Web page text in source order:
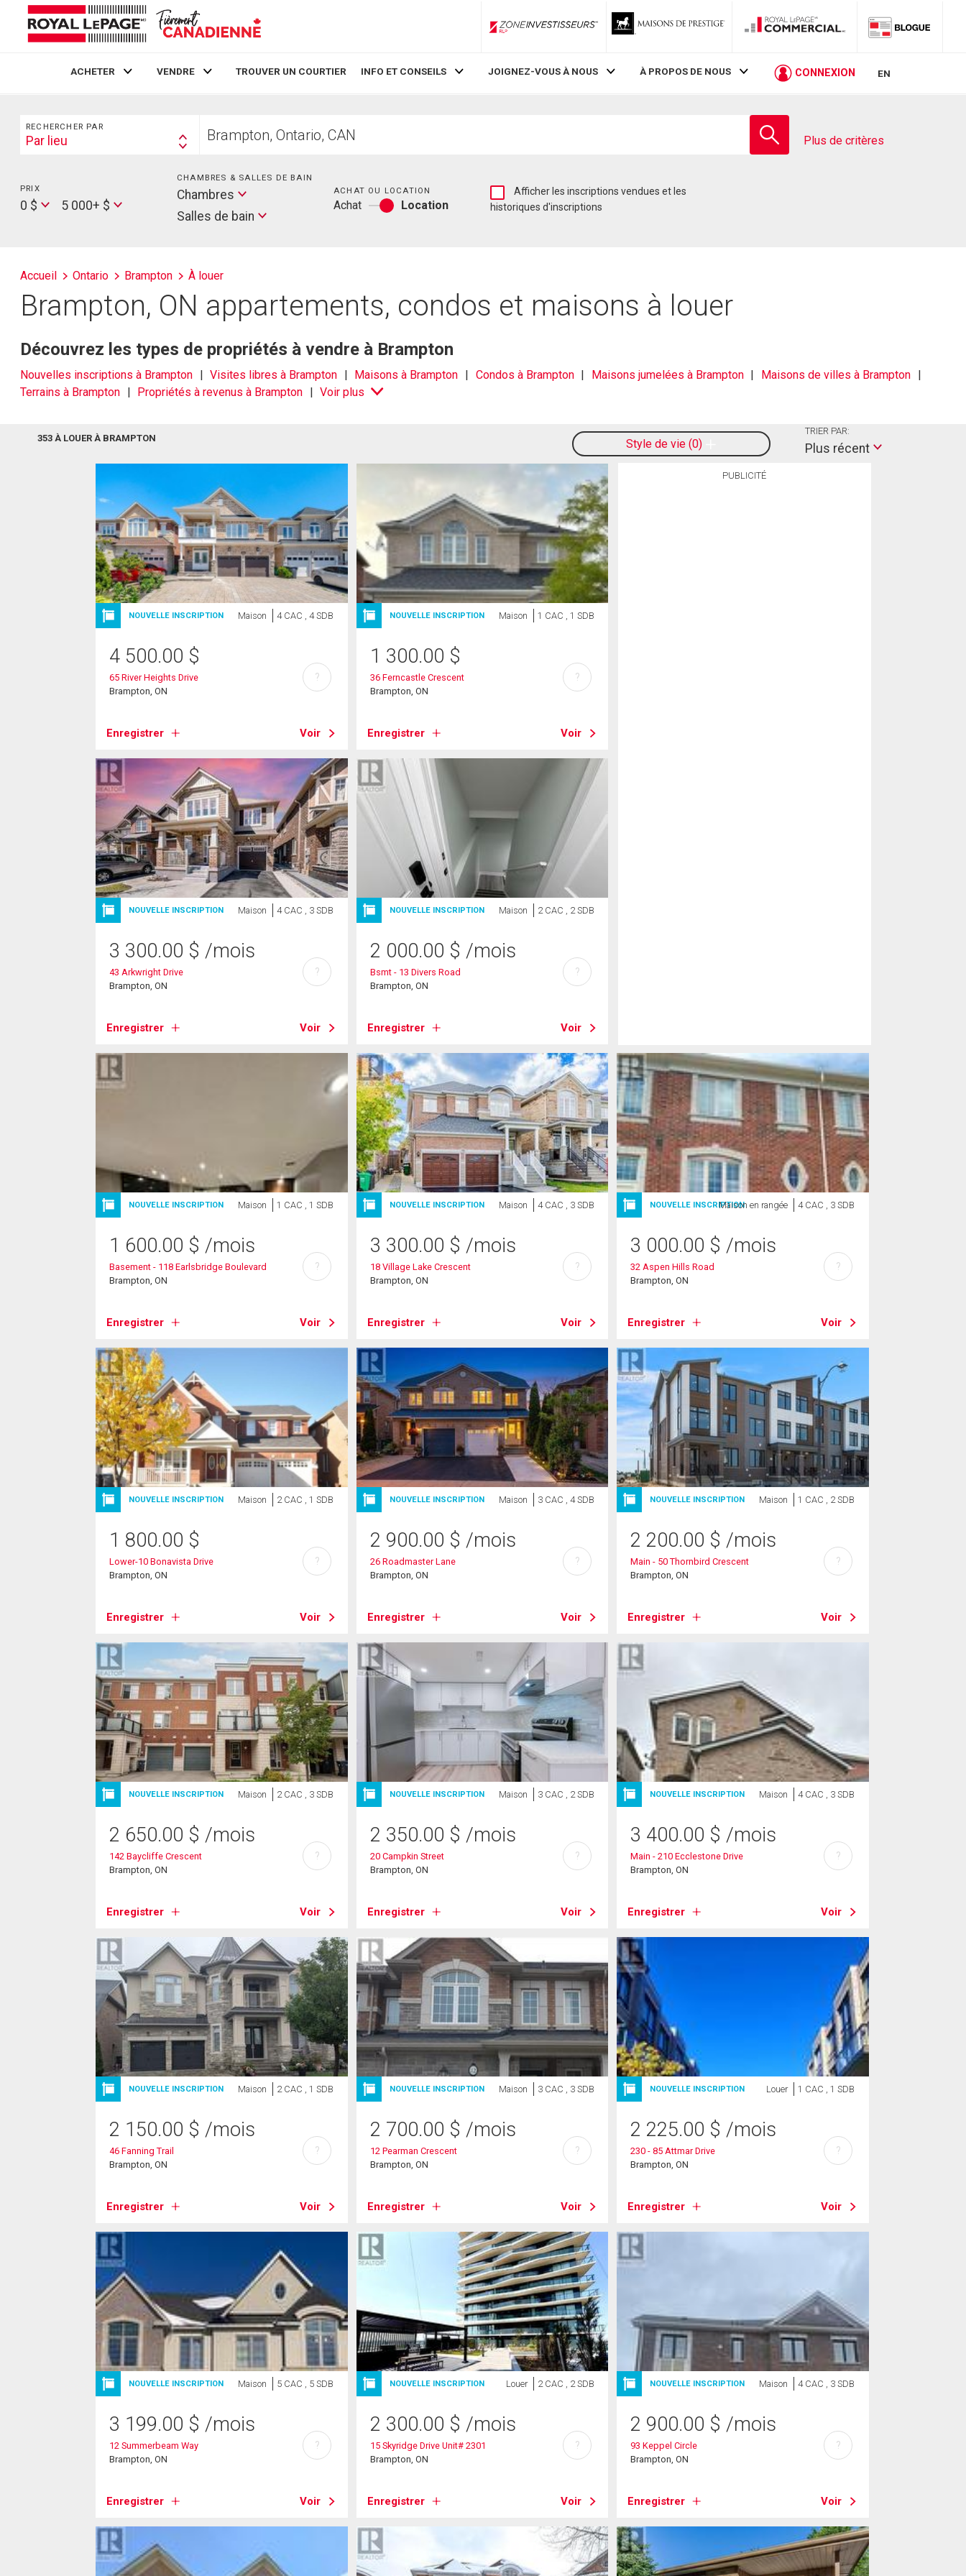
ZoneInvestisseurs RLP
ACHETER VENDRE TROUVER UN COURTIER INFO ET CONSEILS JOIGNEZ-VOUS À NOUS À PROPOS DE NOUS CONNEXION EN
Rechercher
RECHERCHER PAR
Search
Par lieu
votre
Plus de critères
PRIX
Min
Price
0 $
Max
5 000+ $
CHAMBRES & SALLES DE BAIN
Chambres
bain
Salles de bain
ACHAT OU LOCATION
Achat
Achat
Location
Afficher
les
historiques d'inscriptions
Accueil Ontario Brampton À louer
Brampton, ON appartements, condos et maisons à louer
Découvrez les types de propriétés à vendre à Brampton
Nouvelles inscriptions à Brampton Visites libres à Brampton Maisons à Brampton Condos à Brampton Maisons jumelées à Brampton
Maisons de villes à Brampton
Terrains à Brampton
Propriétés à revenus à Brampton Voir plus
353 À LOUER À BRAMPTON Style de vie 0
TRIER PAR:
Plus récent
PUBLICITÉ
NOUVELLE INSCRIPTION Maison 4 CAC , 4 SDB
4 500.00 $
65 River Heights Drive
Brampton, ON
Enregistrer Voir
?
NOUVELLE INSCRIPTION Maison 1 CAC , 1 SDB
1 300.00 $
36 Ferncastle Crescent
Brampton, ON
Enregistrer Voir
?
NOUVELLE INSCRIPTION Maison 4 CAC , 3 SDB
3 300.00 $ /mois
43 Arkwright Drive
Brampton, ON
Enregistrer Voir
?
NOUVELLE INSCRIPTION Maison 2 CAC , 2 SDB
2 000.00 $ /mois
Bsmt - 13 Divers Road
Brampton, ON
Enregistrer Voir
?
NOUVELLE INSCRIPTION Maison 1 CAC , 1 SDB
1 600.00 $ /mois
Basement - 118 Earlsbridge Boulevard
Brampton, ON
Enregistrer Voir
?
NOUVELLE INSCRIPTION Maison 4 CAC , 3 SDB
3 300.00 $ /mois
18 Village Lake Crescent
Brampton, ON
Enregistrer Voir
?
NOUVELLE INSCRIPTIONMaison en rangée 4 CAC , 3 SDB
3 000.00 $ /mois
32 Aspen Hills Road
Brampton, ON
Enregistrer Voir
?
NOUVELLE INSCRIPTION Maison 2 CAC , 1 SDB
1 800.00 $
Lower-10 Bonavista Drive
Brampton, ON
Enregistrer Voir
?
NOUVELLE INSCRIPTION Maison 3 CAC , 4 SDB
2 900.00 $ /mois
26 Roadmaster Lane
Brampton, ON
Enregistrer Voir
?
NOUVELLE INSCRIPTION Maison 1 CAC , 2 SDB
2 200.00 $ /mois
Main - 50 Thornbird Crescent
Brampton, ON
Enregistrer Voir
?
NOUVELLE INSCRIPTION Maison 2 CAC , 3 SDB
2 650.00 $ /mois
142 Baycliffe Crescent
Brampton, ON
Enregistrer Voir
?
NOUVELLE INSCRIPTION Maison 3 CAC , 2 SDB
2 350.00 $ /mois
20 Campkin Street
Brampton, ON
Enregistrer Voir
?
NOUVELLE INSCRIPTION Maison 4 CAC , 3 SDB
3 400.00 $ /mois
Main - 210 Ecclestone Drive
Brampton, ON
Enregistrer Voir
?
NOUVELLE INSCRIPTION Maison 2 CAC , 1 SDB
2 150.00 $ /mois
46 Fanning Trail
Brampton, ON
Enregistrer Voir
?
NOUVELLE INSCRIPTION Maison 3 CAC , 3 SDB
2 700.00 $ /mois
12 Pearman Crescent
Brampton, ON
Enregistrer Voir
?
NOUVELLE INSCRIPTION Louer 1 CAC , 1 SDB
2 225.00 $ /mois
230 - 85 Attmar Drive
Brampton, ON
Enregistrer Voir
?
NOUVELLE INSCRIPTION Maison 5 CAC , 5 SDB
3 199.00 $ /mois
12 Summerbeam Way
Brampton, ON
Enregistrer Voir
?
NOUVELLE INSCRIPTION Louer 2 CAC , 2 SDB
2 300.00 $ /mois
15 Skyridge Drive Unit# 2301
Brampton, ON
Enregistrer Voir
?
NOUVELLE INSCRIPTION Maison 4 CAC , 3 SDB
2 900.00 $ /mois
93 Keppel Circle
Brampton, ON
Enregistrer Voir
?